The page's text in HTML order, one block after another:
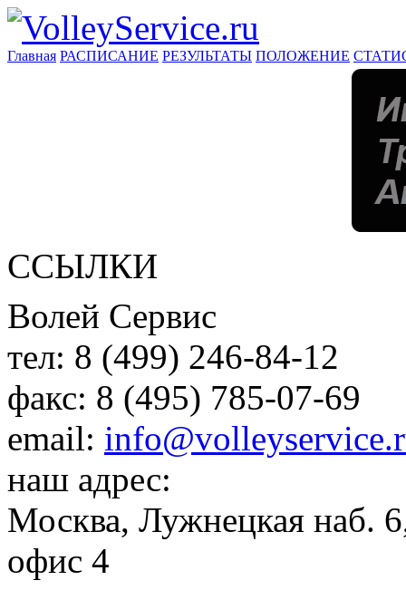
Главная РАСПИСАНИЕ РЕЗУЛЬТАТЫ ПОЛОЖЕНИЕ
ССЫЛКИ
Волей Сервис
тел: 8 (499) 246-84-12
факс: 8 (495) 785-07-69
email:
наш адрес:
Москва, Лужнецкая наб.
офис 4